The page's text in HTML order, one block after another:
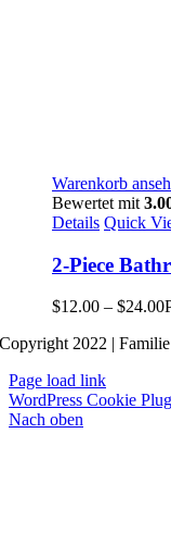
Warenkorb
Bewertet mit
Details Quick
2-Piece
$12.00 – $24.00
Copyright 2022 |
Page load link
WordPress Cookie
Nach oben